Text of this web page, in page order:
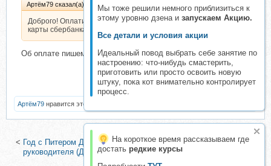
Мы тоже решили немного приблизиться к
этому уровню дзена и запускаем Акцию.
Все детали и условия акции
Идеальный повод выбрать себе занятие по
настроению: что-нибудь смастерить,
приготовить или просто освоить новую
штуку, пока кот внимательно контролирует
процесс.
На короткое время рассказываем где
достать редкие курсы
Артём79 сказал(а):
Доброго! Оплатил сегодня в 16.43 с
карты сбербанка.
Об оплате пишем только в реквизитах!
Артём79 нравится это.
< Год с Питером Друкером: 52 недели тренировки эффективного
руководителя (Джозеф Мачиариелло)|Школа счастья (Инна
Мальханова)>